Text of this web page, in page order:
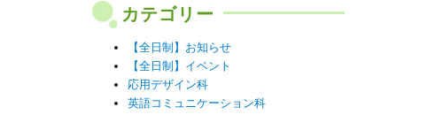
カテゴリー
【全日制】お知らせ
【全日制】イベント
応用デザイン科
英語コミュニケーション科